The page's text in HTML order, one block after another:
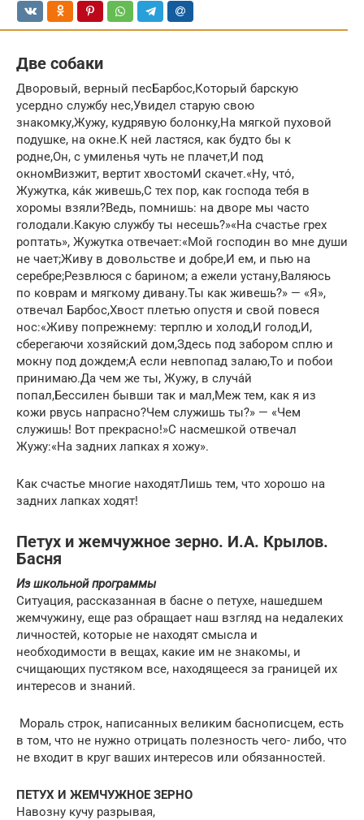
Две собаки
Дворовый, верный песБарбос,Который барскую
усердно службу нес,Увидел старую свою
знакомку,Жужу, кудрявую болонку,На мягкой пуховой
подушке, на окне.К ней ластяся, как будто бы к
родне,Он, с умиленья чуть не плачет,И под
окномВизжит, вертит хвостомИ скачет.«Ну, что́,
Жужутка, ка́к живешь,С тех пор, как господа тебя в
хоромы взяли?Ведь, помнишь: на дворе мы часто
голодали.Какую службу ты несешь?»«На счастье грех
роптать», Жужутка отвечает:«Мой господин во мне души
не чает;Живу в довольстве и добре,И ем, и пью на
серебре;Резвлюся с барином; а ежели устану,Валяюсь
по коврам и мягкому дивану.Ты как живешь?» — «Я»,
отвечал Барбос,Хвост плетью опустя и свой повеся
нос:«Живу попрежнему: терплю и холод,И голод,И,
сберегаючи хозяйский дом,Здесь под забором сплю и
мокну под дождем;А если невпопад залаю,То и побои
принимаю.Да чем же ты, Жужу, в случа́й
попал,Бессилен бывши так и мал,Меж тем, как я из
кожи рвусь напрасно?Чем служишь ты?» — «Чем
служишь! Вот прекрасно!»С насмешкой отвечал
Жужу:«На задних лапках я хожу».
Как счастье многие находятЛишь тем, что хорошо на
задних лапках ходят!
Петух и жемчужное зерно. И.А. Крылов.
Басня
Из школьной программы
Ситуация, рассказанная в басне о петухе, нашедшем
жемчужину, еще раз обращает наш взгляд на недалеких
личностей, которые не находят смысла и
необходимости в вещах, какие им не знакомы, и
счищающих пустяком все, находящееся за границей их
интересов и знаний.
Мораль строк, написанных великим баснописцем, есть
в том, что не нужно отрицать полезность чего- либо, что
не входит в круг ваших интересов или обязанностей.
ПЕТУХ И ЖЕМЧУЖНОЕ ЗЕРНО
Навозну кучу разрывая,